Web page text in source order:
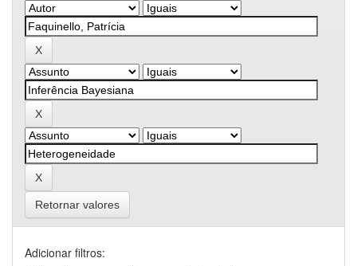
Retornar valores
Adicionar filtros: